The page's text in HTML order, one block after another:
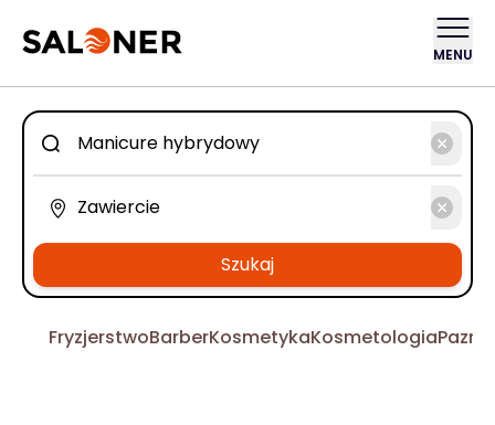
MENU
Szukaj
FryzjerstwoBarberKosmetykaKosmetologia